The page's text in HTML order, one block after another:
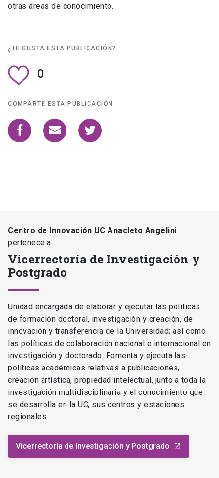
otras áreas de conocimiento.
¿TE GUSTA ESTA PUBLICACIÓN?
0
COMPARTE ESTA PUBLICACIÓN
Centro de Innovación UC Anacleto Angelini
pertenece a:
Vicerrectoría de Investigación y
Postgrado
Unidad encargada de elaborar y ejecutar las políticas
de formación doctoral, investigación y creación, de
innovación y transferencia de la Universidad; así como
las políticas de colaboración nacional e internacional en
investigación y doctorado. Fomenta y ejecuta las
políticas académicas relativas a publicaciones,
creación artística, propiedad intelectual, junto a toda la
investigación multidisciplinaria y el conocimiento que
se desarrolla en la UC, sus centros y estaciones
regionales.
Vicerrectoría de Investigación y Postgrado launch